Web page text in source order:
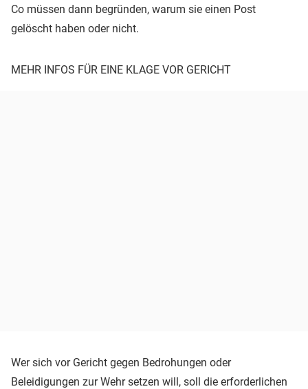
Co müssen dann begründen, warum sie einen Post
gelöscht haben oder nicht.
MEHR INFOS FÜR EINE KLAGE VOR GERICHT
Wer sich vor Gericht gegen Bedrohungen oder
Beleidigungen zur Wehr setzen will, soll die erforderlichen